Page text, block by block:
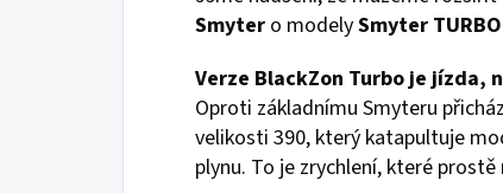
Smyter o modelySmyter TURBO
Verze BlackZon Turbo je jízda,
Oproti základnímu Smyteru
velikosti 390, který katapultuje
plynu. To je zrychlení, které